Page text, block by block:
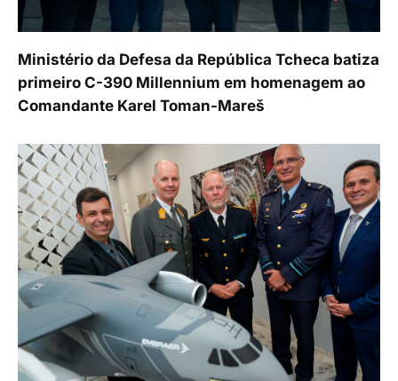
Ministério da Defesa da República Tcheca batiza
primeiro C-390 Millennium em homenagem ao
Comandante Karel Toman-Mareš